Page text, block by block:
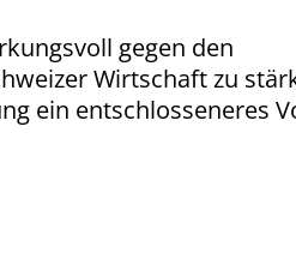
gegen den
Wirtschaft zu
ein entschlosseneres